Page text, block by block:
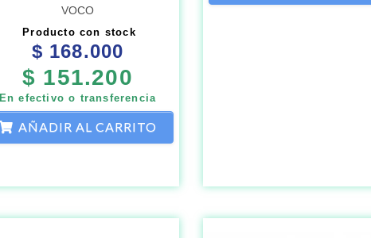
VOCO
Producto con stock
$ 168.000
$ 151.200
En efectivo o transferencia
AÑADIR AL CARRITO